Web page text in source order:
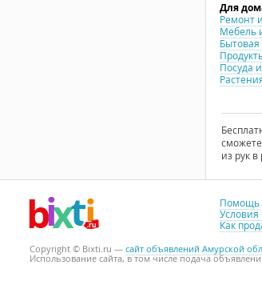
Для
Ремонт
Мебель
Бытовая
Посуда
из рук в
Помощь
Условия
Как
Copyright © Bixti.ru — сайт объявлений Амурской
Использование сайта, в том числе подача